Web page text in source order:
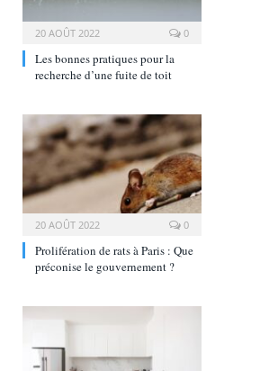
20 AOÛT 2022 0
Les bonnes pratiques pour la
recherche d’une fuite de toit
20 AOÛT 2022 0
Prolifération de rats à Paris : Que
préconise le gouvernement ?